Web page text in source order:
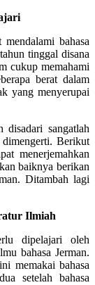
bahasa
tinggal disana
cukup memahami
berat dalam
yang menyerupai
disadari sangatlah
Berikut
menerjemahkan
baiknya berikan
Ditambah lagi
Ilmiah
dipelajari oleh
bahasa Jerman.
memakai bahasa
setelah bahasa